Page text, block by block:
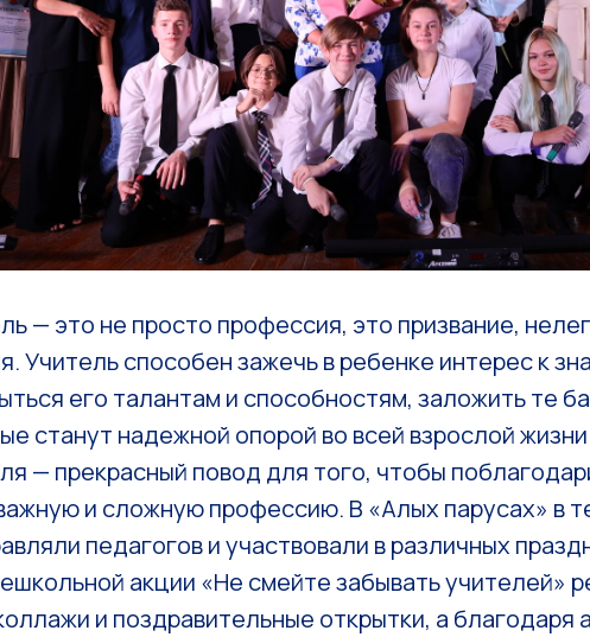
— это не просто профессия, это призвание,
Учитель способен зажечь в ребенке интерес к
его талантам и способностям, заложить те
станут надежной опорой во всей взрослой
— прекрасный повод для того, чтобы
и сложную профессию. В «Алых парусах» в
педагогов и участвовали в различных
акции «Не смейте забывать учителей»
и поздравительные открытки, а благодаря